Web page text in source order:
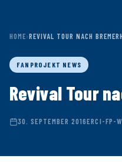
HOME›REVIVAL TOUR NACH
FANPROJEKT NEWS
Revival Tour
30. SEPTEMBER 2016ERCI-FP-